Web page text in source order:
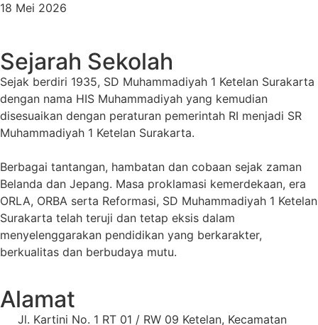
18 Mei 2026
Sejarah Sekolah
Sejak berdiri 1935, SD Muhammadiyah 1 Ketelan Surakarta
dengan nama HIS Muhammadiyah yang kemudian
disesuaikan dengan peraturan pemerintah RI menjadi SR
Muhammadiyah 1 Ketelan Surakarta.
Berbagai tantangan, hambatan dan cobaan sejak zaman
Belanda dan Jepang. Masa proklamasi kemerdekaan, era
ORLA, ORBA serta Reformasi, SD Muhammadiyah 1 Ketelan
Surakarta telah teruji dan tetap eksis dalam
menyelenggarakan pendidikan yang berkarakter,
berkualitas dan berbudaya mutu.
Alamat
Jl. Kartini No. 1 RT 01 / RW 09 Ketelan, Kecamatan